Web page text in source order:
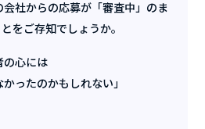
社からの応募が「審査中」のま
をご存知でしょうか。
の心には
ったのかもしれない」